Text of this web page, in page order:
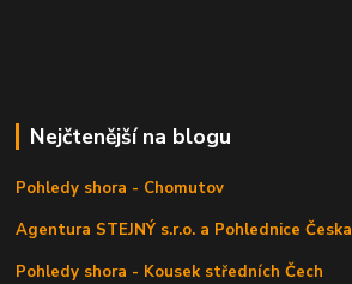
Nejčtenější na blogu
Pohledy shora - Chomutov
Agentura STEJNÝ s.r.o. a Pohlednice Česka
Pohledy shora - Kousek středních Čech